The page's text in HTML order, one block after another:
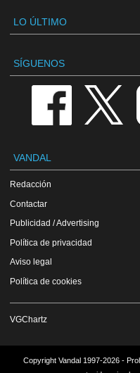
LO ÚLTIMO
SÍGUENOS
VANDAL
Redacción
Contactar
Publicidad / Advertising
Política de privacidad
Aviso legal
Política de cookies
VGChartz
Copyright Vandal 1997-2026 -